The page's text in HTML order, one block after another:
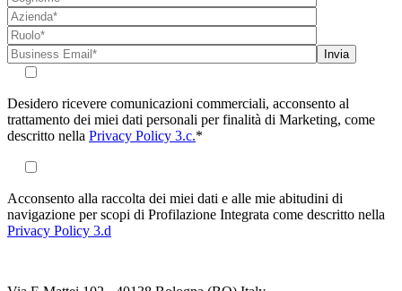
Desidero ricevere comunicazioni commerciali, acconsento al
trattamento dei miei dati personali per finalità di Marketing, come
descritto nella Privacy Policy 3.c.*
Acconsento alla raccolta dei miei dati e alle mie abitudini di
navigazione per scopi di Profilazione Integrata come descritto nella
Privacy Policy 3.d